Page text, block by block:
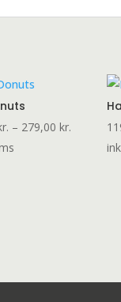
– 279,00kr.
119,00 kr.